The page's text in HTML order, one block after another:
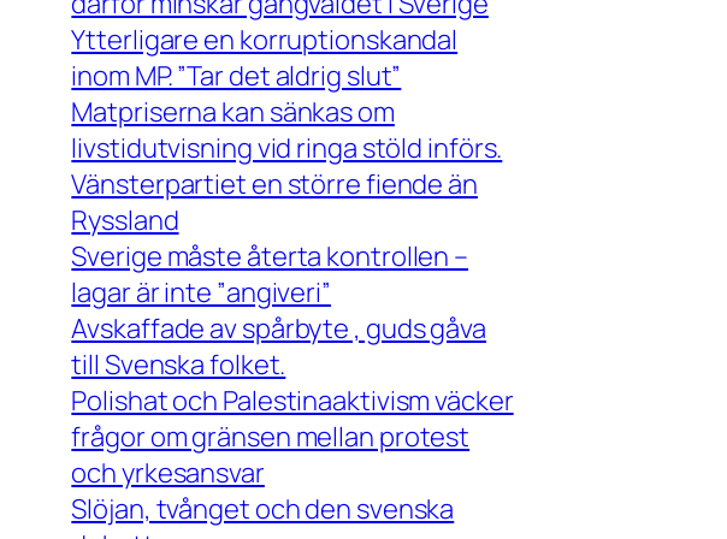
Ytterligare en korruptionskandal
inom MP. ”Tar det aldrig slut”
Matpriserna kan sänkas om
livstidutvisning vid ringa stöld införs.
Vänsterpartiet en större fiende än
Ryssland
Sverige måste återta kontrollen –
lagar är inte ”angiveri”
Avskaffade av spårbyte , guds gåva
till Svenska folket.
Polishat och Palestinaaktivism väcker
frågor om gränsen mellan protest
och yrkesansvar
Slöjan, tvånget och den svenska